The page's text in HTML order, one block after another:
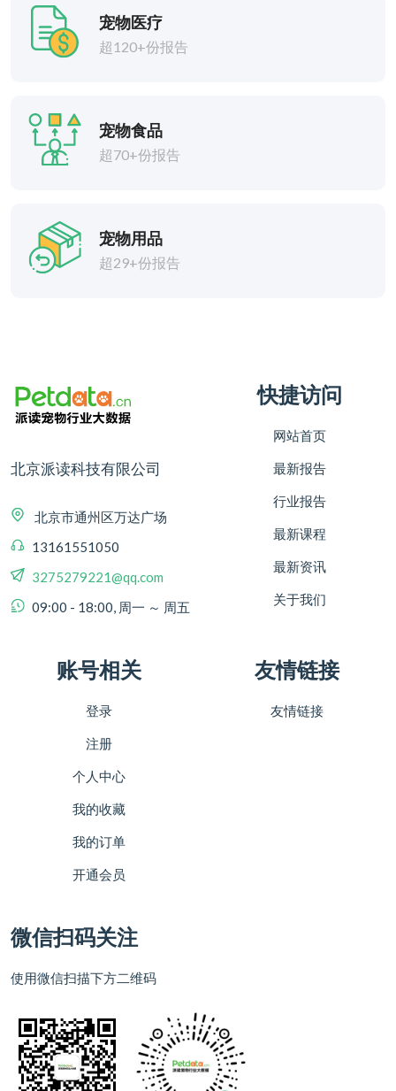
宠物医疗
超120+份报告
宠物食品
超70+份报告
宠物用品
超29+份报告
北京派读科技有限公司
北京市通州区万达广场
13161551050
3275279221@qq.com
09:00 - 18:00, 周一 ～ 周五
快捷访问
网站首页
最新报告
行业报告
最新课程
最新资讯
关于我们
账号相关
登录
注册
个人中心
我的收藏
我的订单
开通会员
友情链接
友情链接
微信扫码关注
使用微信扫描下方二维码